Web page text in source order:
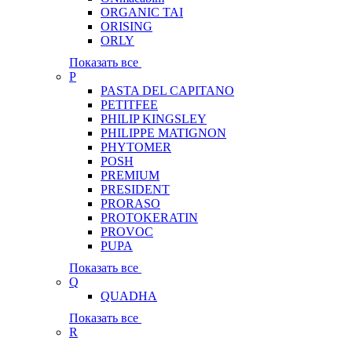
ORGANIC TAI
ORISING
ORLY
Показать все
P
PASTA DEL CAPITANO
PETITFEE
PHILIP KINGSLEY
PHILIPPE MATIGNON
PHYTOMER
POSH
PREMIUM
PRESIDENT
PRORASO
PROTOKERATIN
PROVOC
PUPA
Показать все
Q
QUADHA
Показать все
R